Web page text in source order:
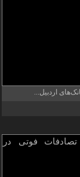
اردبیل...